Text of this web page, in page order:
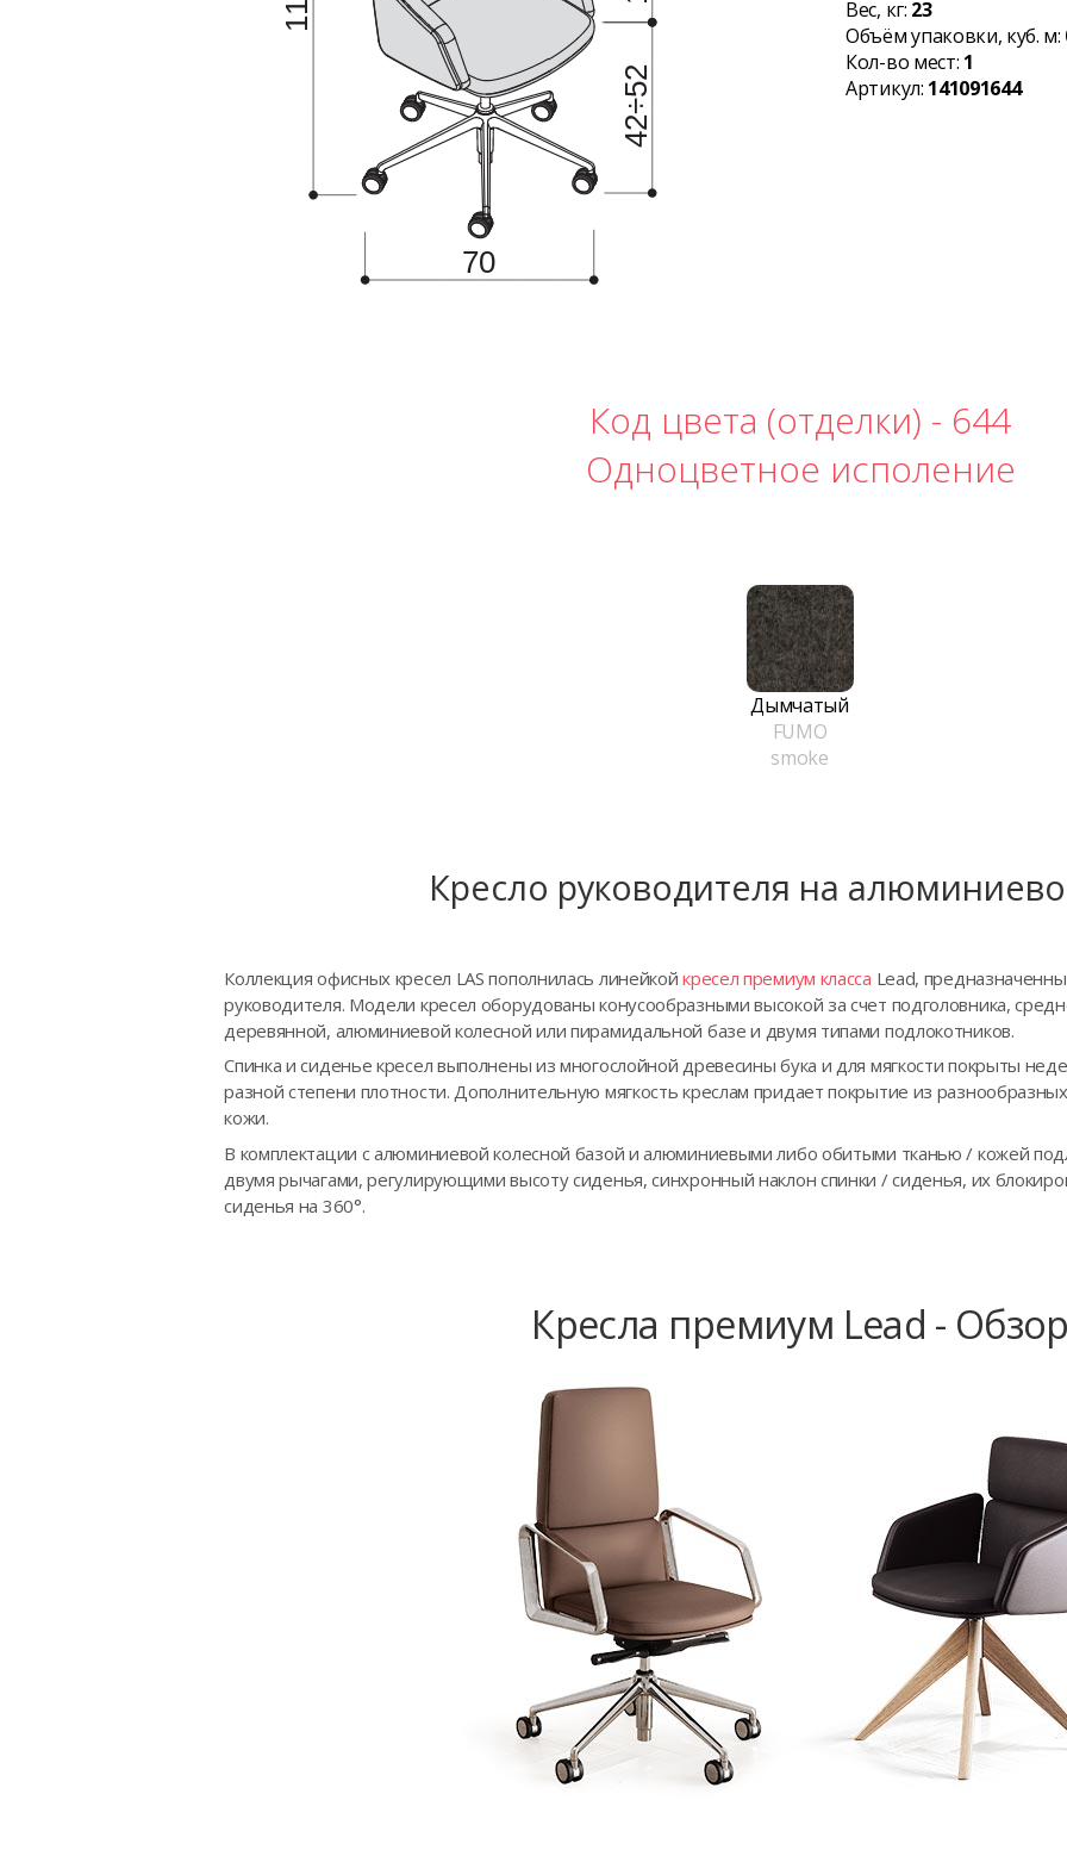
Вес, кг: 23
Объём упаковки, куб. м:
Кол-во мест: 1
Артикул: 141091644
Код цвета (отделки) - 644
Одноцветное исполение
Дымчатый
FUMO
smoke
Кресло руководителя на
Коллекция офисных кресел LAS пополнилась линейкойкресел премиум класса Lead,
руководителя. Модели кресел оборудованы конусообразными высокой за счет подголовника,
деревянной, алюминиевой колесной или пирамидальной базе и двумя типами подлокотников.
Спинка и сиденье кресел выполнены из многослойной древесины бука и для мягкости покрыты
разной степени плотности. Дополнительную мягкость креслам придает покрытие из
кожи.
В комплектации с алюминиевой колесной базой и алюминиевыми либо обитыми тканью / кожей
двумя рычагами, регулирующими высоту сиденья, синхронный наклон спинки / сиденья, их
сиденья на 360°.
Кресла премиум Lead -